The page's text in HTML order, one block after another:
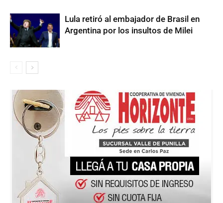
Lula retiró al embajador de Brasil en
Argentina por los insultos de Milei